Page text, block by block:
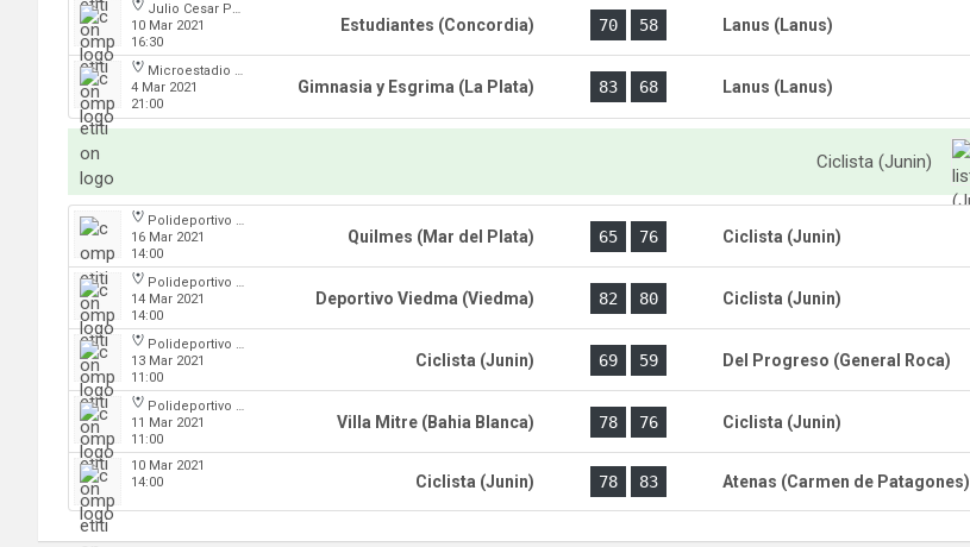
Julio Cesar Paccagnella
10 Mar 2021
16:30
Estudiantes (Concordia) 70 58 Lanus (Lanus)
Microestadio Antonio Rotili
4 Mar 2021
21:00
Gimnasia y Esgrima (La Plata) 83 68 Lanus (Lanus)
Ciclista (Junin)
Polideportivo Islas Malvinas
16 Mar 2021
14:00
Quilmes (Mar del Plata) 65 76 Ciclista (Junin)
Polideportivo Islas Malvinas
14 Mar 2021
14:00
Deportivo Viedma (Viedma) 82 80 Ciclista (Junin)
Polideportivo Islas Malvinas
13 Mar 2021
11:00
Ciclista (Junin) 69 59 Del Progreso (General Roca)
Polideportivo Islas Malvinas
11 Mar 2021
11:00
Villa Mitre (Bahia Blanca) 78 76 Ciclista (Junin)
10 Mar 2021
14:00
Ciclista (Junin) 78 83 Atenas (Carmen de Patagones)